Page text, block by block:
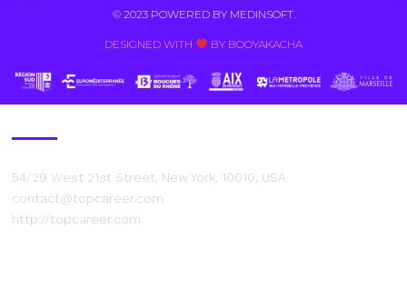
© 2023 POWERED BY MEDINSOFT.
DESIGNED WITH BY BOOYAKACHA​
54/29 West 21st Street, New York, 10010, USA
contact@topcareer.com
http://topcareer.com